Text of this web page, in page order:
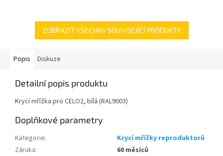
ZOBRAZIT VŠECHNY SOUVISEJÍCÍ PRODUKTY
Popis Diskuze
Detailní popis produktu
Krycí mřížka pro CELO2, bílá (RAL9003)
Doplňkové parametry
Kategorie:
Krycí mřížky reproduktorů
Záruka:
60 měsíců